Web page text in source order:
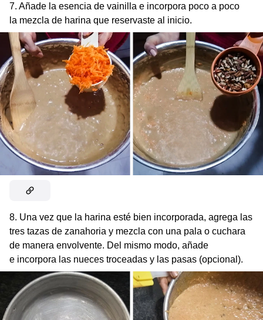
7. Añade la esencia de vainilla e incorpora poco a poco
la mezcla de harina que reservaste al inicio.
8. Una vez que la harina esté bien incorporada, agrega las
tres tazas de zanahoria y mezcla con una pala o cuchara
de manera envolvente. Del mismo modo, añade
e incorpora las nueces troceadas y las pasas (opcional).